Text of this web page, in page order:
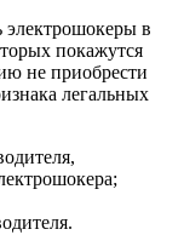
электрошокеры в
покажутся
не приобрести
легальных